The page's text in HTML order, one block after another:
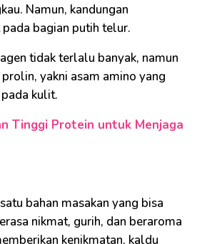
Namun, kandungan
bagian putih telur.
tidak terlalu banyak, namun
yakni asam amino yang
kulit.
Tinggi Protein untuk Menjaga
bahan masakan yang bisa
nikmat, gurih, dan beraroma
kenikmatan, kaldu